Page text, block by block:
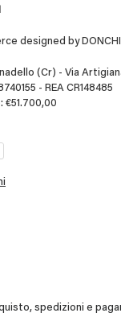
designed by
(Cr) - Via
- REA CR148485
€51.700,00
spedizioni e